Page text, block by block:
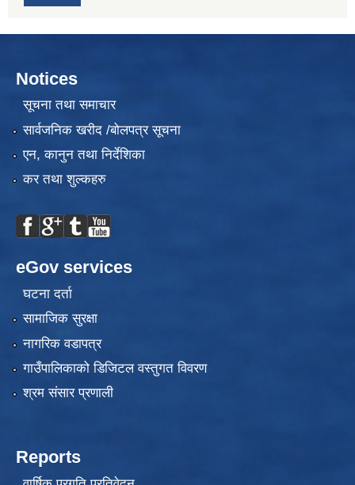
Notices
सूचना तथा समाचार
सार्वजनिक खरीद /बोलपत्र सूचना
एन, कानुन तथा निर्देशिका
कर तथा शुल्कहरु
eGov services
घटना दर्ता
सामाजिक सुरक्षा
नागरिक वडापत्र
गाउँपालिकाको डिजिटल वस्तुगत विवरण
श्रम संसार प्रणाली
Reports